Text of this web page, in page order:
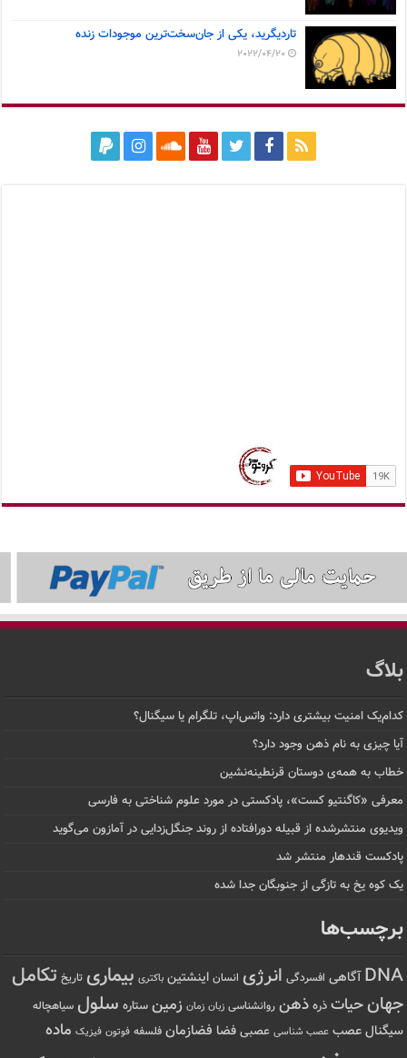
تاردیگرید، یکی از جان‌سخت‌ترین موجودات زنده
2022/04/20
بلاگ
کدام‌یک امنیت بیشتری دارد: واتس‌اپ، تلگرام یا سیگنال؟
آیا چیزی به نام ذهن وجود دارد؟
خطاب به همه‌ی دوستان قرنطینه‌نشین
معرفی «کاگنتیو کست»، پادکستی در مورد علوم شناختی به فارسی
ویدیوی منتشرشده از قبیله دورافتاده‌ از روند جنگل‌زدایی در آمازون می‌گوید
پادکست قندهار منتشر شد
یک کوه یخ به تازگی از جنوبگان جدا شده
برچسب‌ها
DNA آگاهی افسردگی انرژی انسان اینشتین باکتری بیماری تاریخ تکامل
جهانحیات ذره ذهن روانشناسی زبان زمان زمین ستاره سلول سیاهچاله
سیگنال عصب عصب شناسی عصبی فضا فضازمان فلسفه فوتون فیزیک ماده